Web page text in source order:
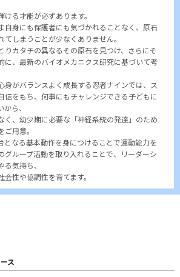
る才能が必ずあります。
自身にも保護者にも気づかれることなく、原石
しまうことが少なくありません。
りカタチの異なるその原石を見つけ、さらにそ
に、最新のバイオメカニクス研究に基づいて考
身がバランスよく成長する忍者ナインでは、ス
信をもち、何事にもチャレンジできる子どもに
ら、
く、幼少期に必要な「神経系統の発達」のため
用意。
となる基本動作を身につけることで運動能力を
グループ活動を取り入れることで、リーダーシ
気持ち、
性や協調性を育てます。
ス